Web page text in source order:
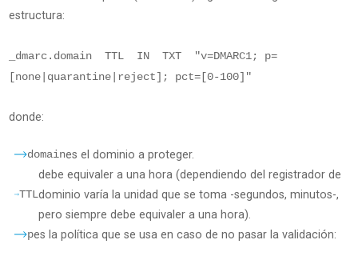
estructura:
_dmarc.domain TTL IN TXT "v=DMARC1; p=
[none|quarantine|reject]; pct=[0-100]"
donde:
domaines el dominio a proteger.
TTL
debe equivaler a una hora (dependiendo del registrador de
dominio varía la unidad que se toma -segundos, minutos-,
pero siempre debe equivaler a una hora).
pes la política que se usa en caso de no pasar la validación: